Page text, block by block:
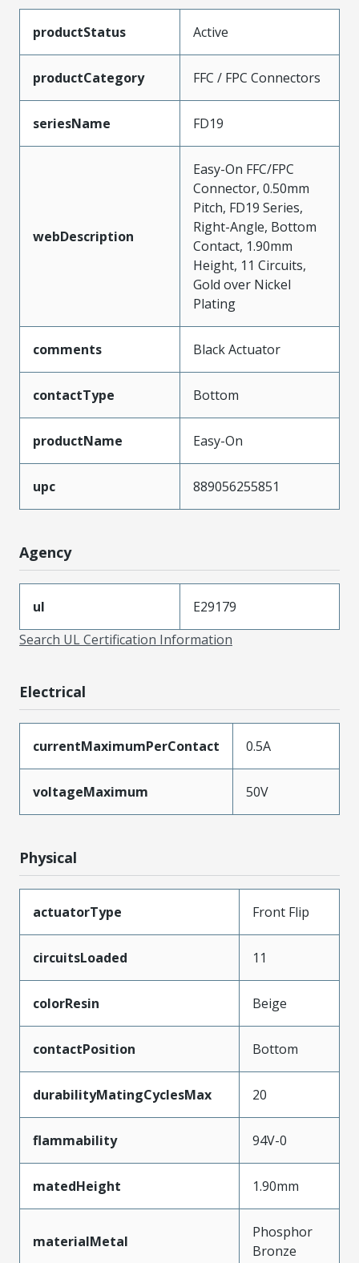
productStatus Active
productCategory FFC / FPC Connectors
seriesName FD19
webDescription
Easy-On FFC/FPC
Connector, 0.50mm
Pitch, FD19 Series,
Right-Angle, Bottom
Contact, 1.90mm
Height, 11 Circuits,
Gold over Nickel
Plating
comments Black Actuator
contactType Bottom
productName Easy-On
upc 889056255851
Agency
ul
E29179
Search UL Certification Information
Electrical
currentMaximumPerContact 0.5A
voltageMaximum 50V
Physical
actuatorType Front Flip
circuitsLoaded 11
colorResin Beige
contactPosition Bottom
durabilityMatingCyclesMax 20
flammability 94V-0
matedHeight 1.90mm
materialMetal
Phosphor
Bronze